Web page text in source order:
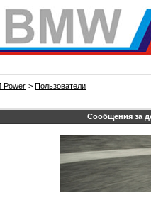
Power > Пользователи
Сообщения за